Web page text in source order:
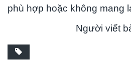
phù hợp hoặc không mang
Người viết